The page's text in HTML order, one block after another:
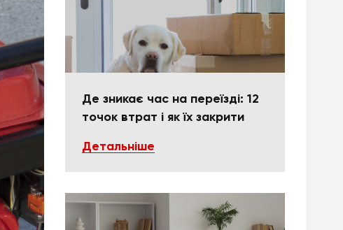
Де зникає час на переїзді: 12
точок втрат і як їх закрити
Детальніше